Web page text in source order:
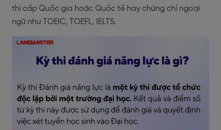
thi cấp Quốc gia hoặc Quốc tế hay chứng chỉ ngoại
ngữ như TOEIC, TOEFL, IELTS.